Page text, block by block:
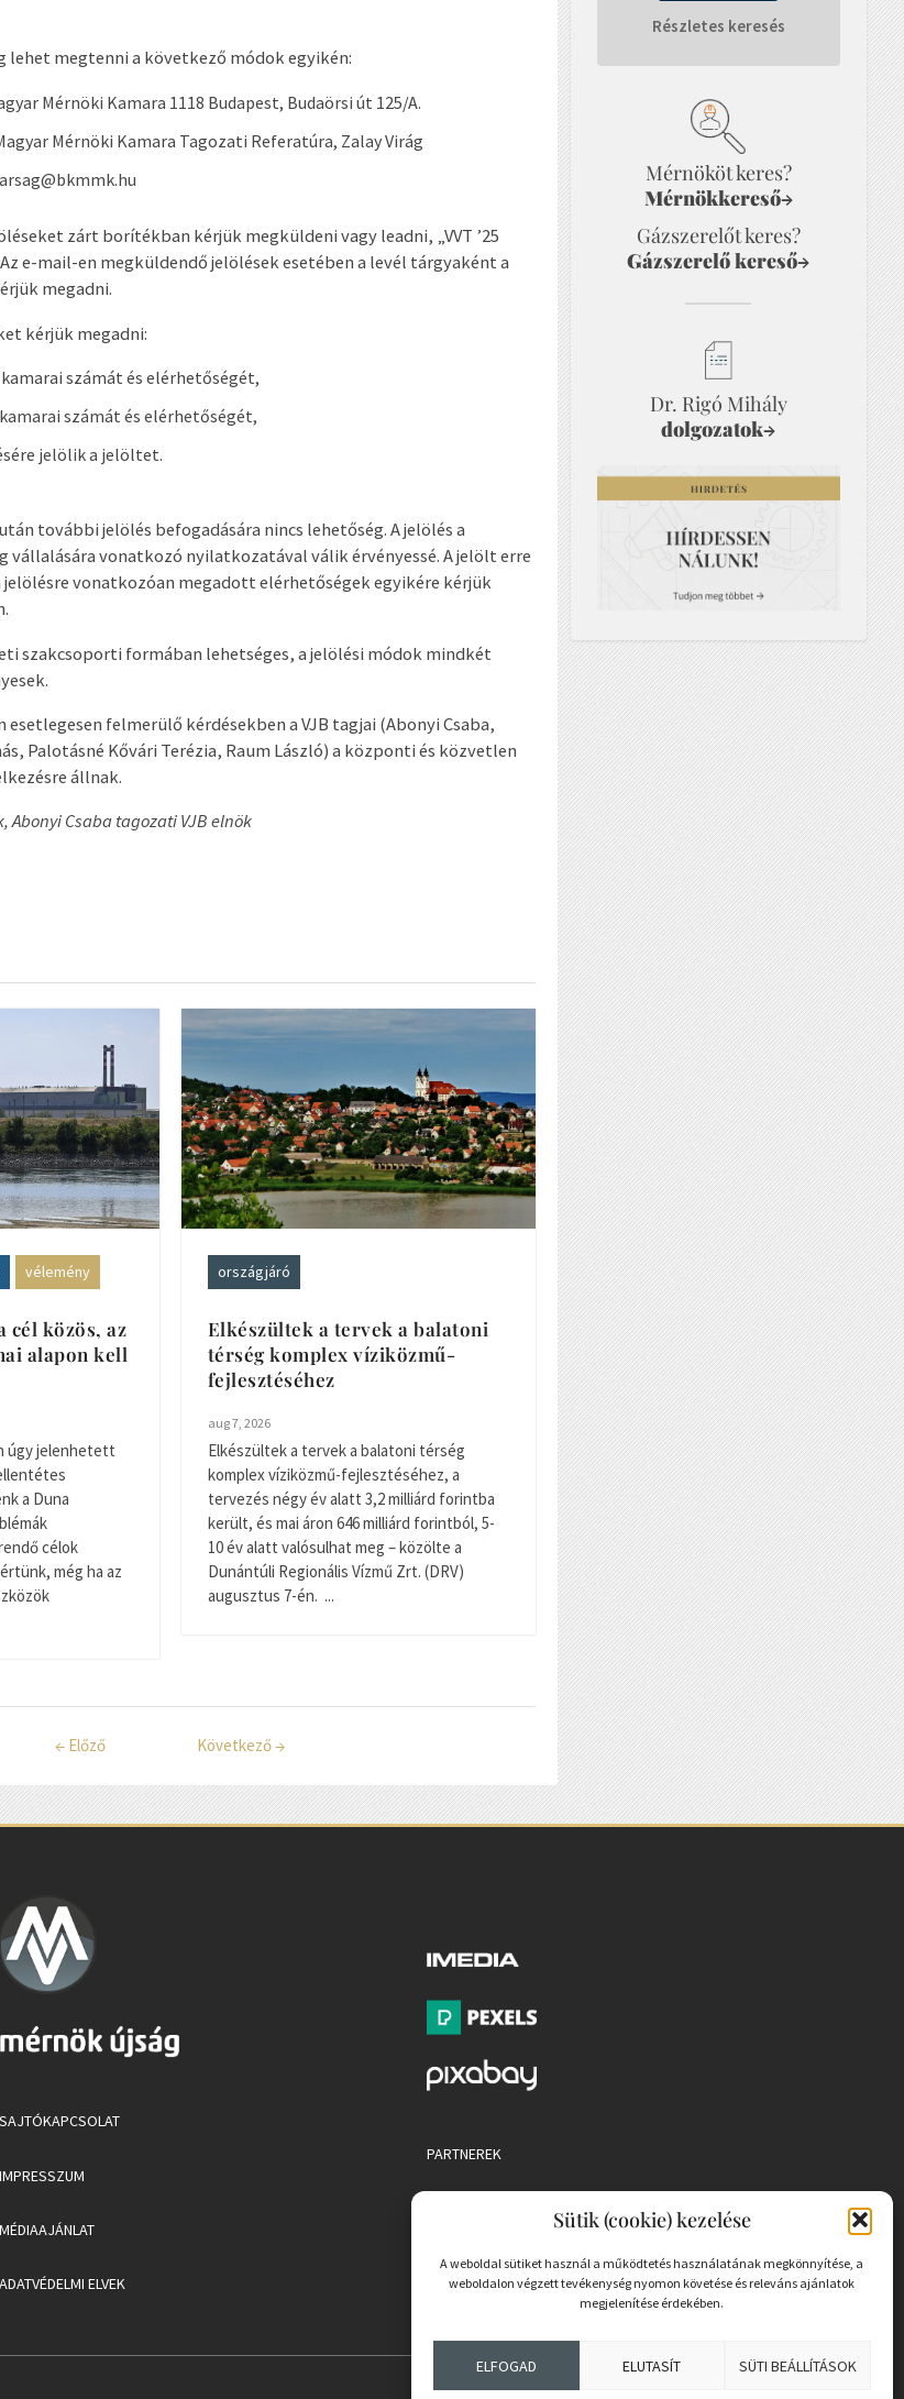
Sütik (cookie) kezelése
A weboldal sütiket használ a működtetés használatának megkönnyítése, a
weboldalon végzett tevékenység nyomon követése és releváns ajánlatok
megjelenítése érdekében.
ELFOGAD ELUTASÍT SÜTI BEÁLLÍTÁSOK
lehet megtenni a következő módok egyikén:
Mérnöki Kamara 1118 Budapest, Budaörsi út 125/A.
Mérnöki Kamara Tagozati Referatúra, Zalay Virág
zárt borítékban kérjük megküldeni vagy leadni, „VVT ’25
e-mail-en megküldendő jelölések esetében a levél tárgyaként a
megadni.
kérjük megadni:
számát és elérhetőségét,
számát és elérhetőségét,
jelölik a jelöltet.
további jelölés befogadására nincs lehetőség. A jelölés a
vonatkozó nyilatkozatával válik érvényessé. A jelölt erre
vonatkozóan megadott elérhetőségek egyikére kérjük
szakcsoporti formában lehetséges, a jelölési módok mindkét
esetlegesen felmerülő kérdésekben a VJB tagjai (Abonyi Csaba,
Palotásné Kővári Terézia, Raum László) a központi és közvetlen
állnak.
Abonyi Csaba tagozati VJB elnök
vélemény
cél közös, az
alapon kell
úgy jelenhetett
a Duna
célok
még ha az
országjáró
Elkészültek a tervek a balatoni
térség komplex víziközmű-
fejlesztéséhez
aug 7, 2026
Elkészültek a tervek a balatoni térség
komplex víziközmű-fejlesztéséhez, a
tervezés négy év alatt 3,2 milliárd forintba
került, és mai áron 646 milliárd forintból, 5-
10 év alatt valósulhat meg – közölte a
Dunántúli Regionális Vízmű Zrt. (DRV)
augusztus 7-én. ...
← Előző Következő→
Részletes keresés
Mérnököt keres?
Mérnökkereső→
Gázszerelőt keres?
Gázszerelő kereső→
Dr. Rigó Mihály
dolgozatok→
SAJTÓKAPCSOLAT
IMPRESSZUM
MÉDIAAJÁNLAT
ADATVÉDELMI ELVEK
PARTNEREK